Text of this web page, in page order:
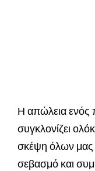
Η απώλεια ενός
συγκλονίζει
σκέψη όλων μας
σεβασμό και